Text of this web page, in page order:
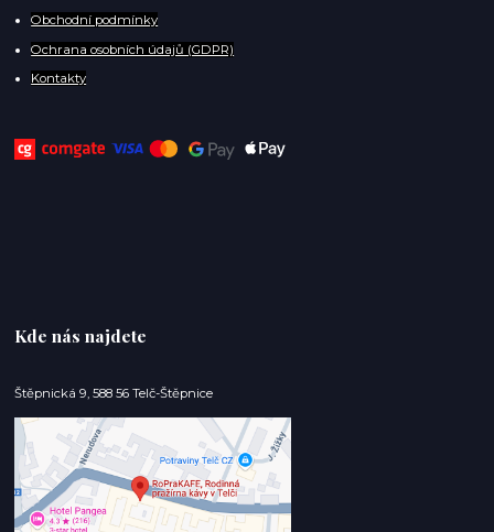
Obchodní podmínky
Ochrana osobních údajů (GDPR)
Kontakty
Kde nás najdete
Štěpnická 9, 588 56 Telč-Štěpnice